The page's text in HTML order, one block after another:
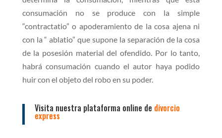
consumación no se produce con la simple
“contractatio” o apoderamiento de la cosa ajena ni
con la “ ablatio” que supone la separación de la cosa
de la posesión material del ofendido. Por lo tanto,
habrá consumación cuando el autor haya podido
huir con el objeto del robo en su poder.
Visita nuestra plataforma online de divorcio
express